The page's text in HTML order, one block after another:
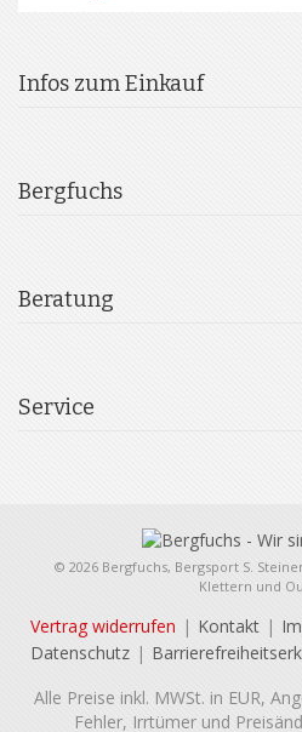
Infos zum Einkauf
Bergfuchs
Beratung
Service
© 2026 Bergfuchs, Bergsport S.
Klettern und
Vertrag widerrufen Kontakt
Datenschutz
Alle Preise inkl. MWSt. in EUR,
Fehler, Irrtümer und